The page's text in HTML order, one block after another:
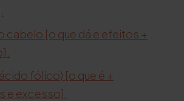
cabelo [o que dá e efeitos +
fólico) [o que é +
e excesso].